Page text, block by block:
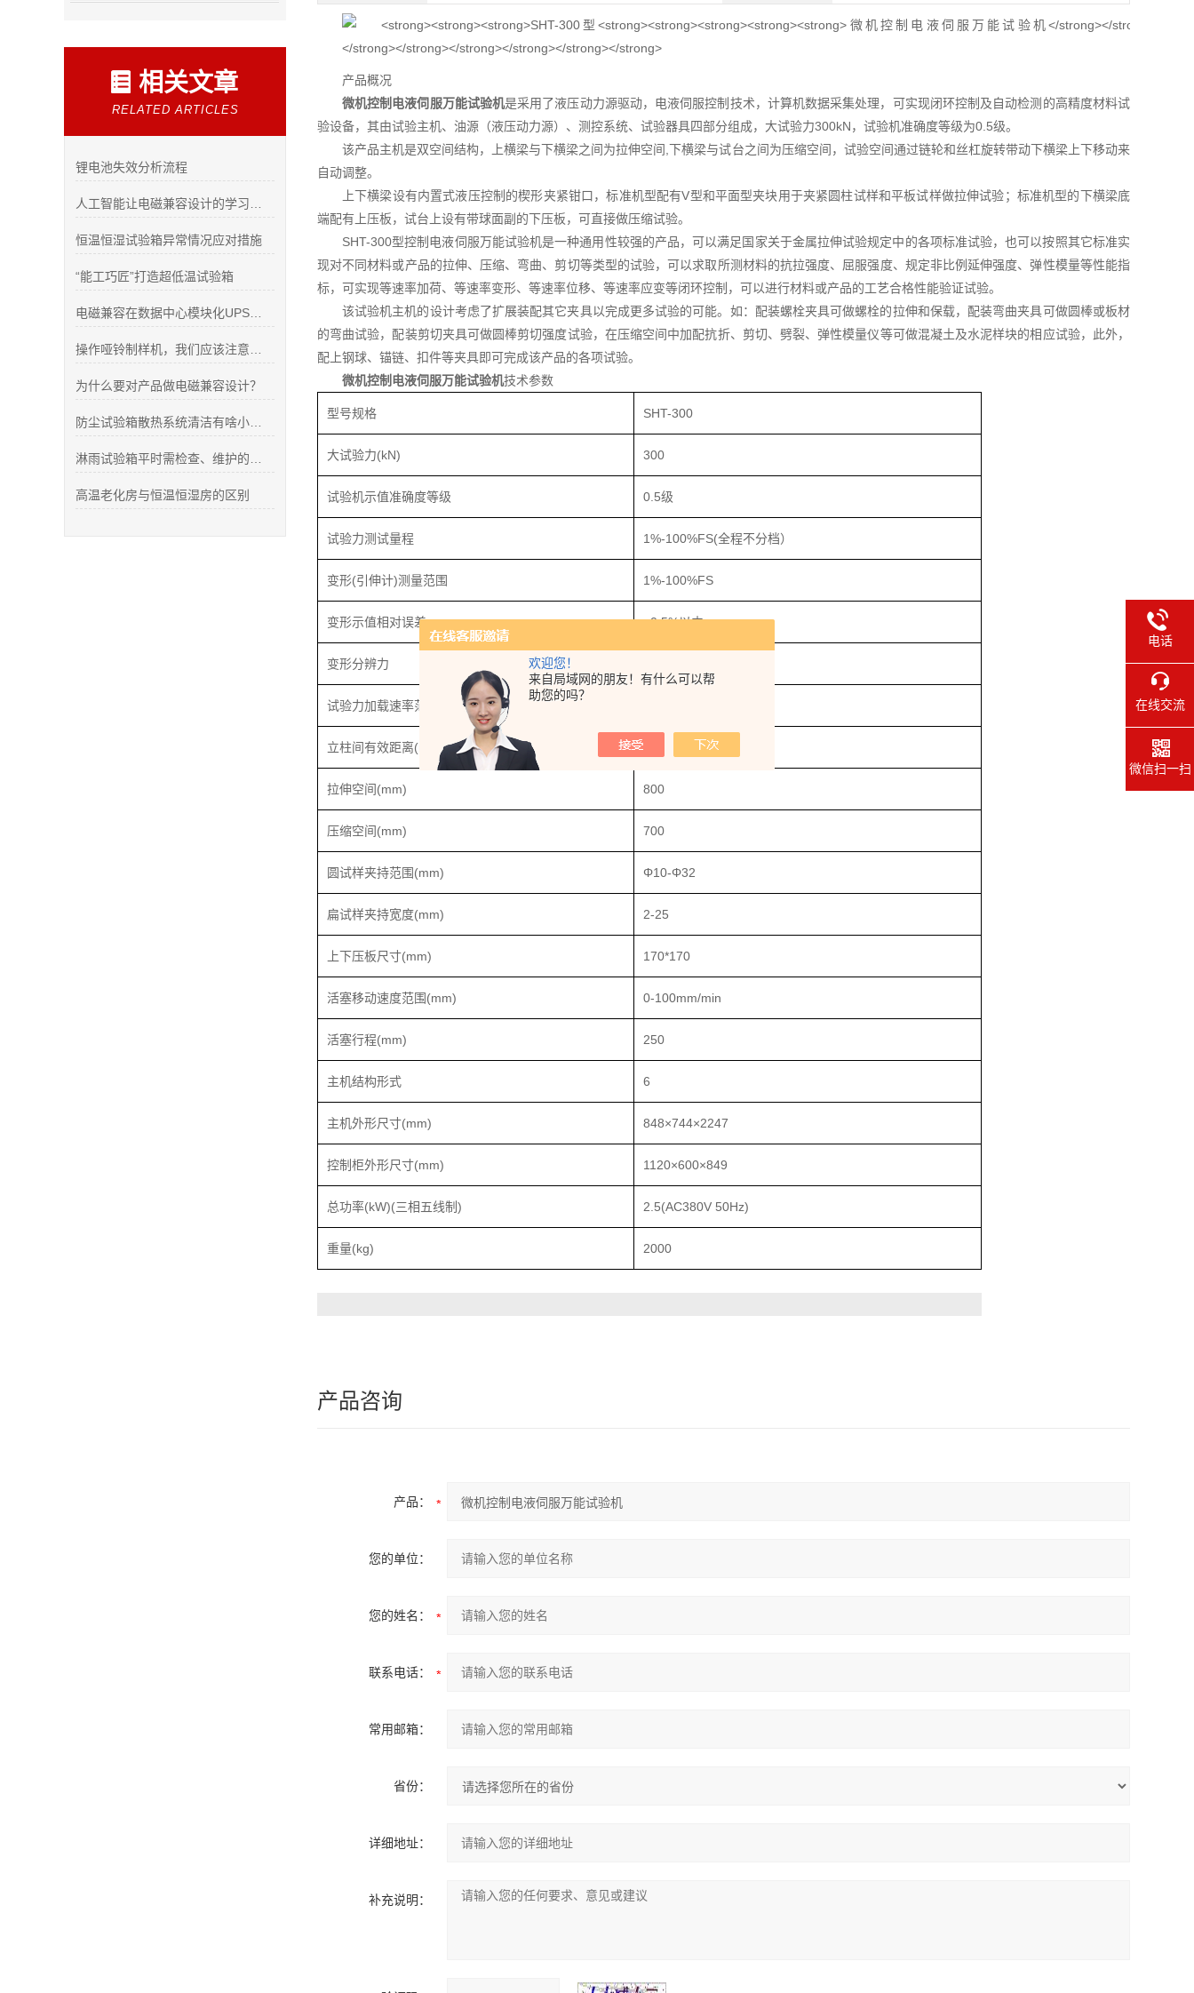
欢迎您！
来自局域网的朋友！有什么可以帮
助您的吗？
相关文章
RELATED ARTICLES
锂电池失效分析流程
恒温恒湿试验箱异常情况应对措施
“能工巧匠”打造超低温试验箱
为什么要对产品做电磁兼容设计？
高温老化房与恒温恒湿房的区别
产品概况
微机控制电液伺服万能试验机是采用了液压动力源驱动，电液伺服控制技术，计算机数据采集处理，可实现闭环控制及自动检测的高精度材料试
验设备，其由试验主机、油源（液压动力源）、测控系统、试验器具四部分组成，大试验力300kN，试验机准确度等级为0.5级。
该产品主机是双空间结构，上横梁与下横梁之间为拉伸空间,下横梁与试台之间为压缩空间，试验空间通过链轮和丝杠旋转带动下横梁上下移动来
自动调整。
上下横梁设有内置式液压控制的楔形夹紧钳口，标准机型配有V型和平面型夹块用于夹紧圆柱试样和平板试样做拉伸试验；标准机型的下横梁底
端配有上压板，试台上设有带球面副的下压板，可直接做压缩试验。
SHT-300型控制电液伺服万能试验机是一种通用性较强的产品，可以满足国家关于金属拉伸试验规定中的各项标准试验，也可以按照其它标准实
现对不同材料或产品的拉伸、压缩、弯曲、剪切等类型的试验，可以求取所测材料的抗拉强度、屈服强度、规定非比例延伸强度、弹性模量等性能指
标，可实现等速率加荷、等速率变形、等速率位移、等速率应变等闭环控制，可以进行材料或产品的工艺合格性能验证试验。
该试验机主机的设计考虑了扩展装配其它夹具以完成更多试验的可能。如：配装螺栓夹具可做螺栓的拉伸和保载，配装弯曲夹具可做圆棒或板材
的弯曲试验，配装剪切夹具可做圆棒剪切强度试验，在压缩空间中加配抗折、剪切、劈裂、弹性模量仪等可做混凝土及水泥样块的相应试验，此外，
配上钢球、锚链、扣件等夹具即可完成该产品的各项试验。
微机控制电液伺服万能试验机技术参数
型号规格 SHT-300
大试验力(kN) 300
试验机示值准确度等级 0.5级
试验力测试量程 1%-100%FS(全程不分档）
变形(引伸计)测量范围 1%-100%FS
变形示值相对误差 ±0.5%以内
变形分辨力
试验力加载速率范围
立柱间有效距离(mm)
拉伸空间(mm) 800
压缩空间(mm) 700
圆试样夹持范围(mm) Φ10-Φ32
扁试样夹持宽度(mm) 2-25
上下压板尺寸(mm) 170*170
活塞移动速度范围(mm) 0-100mm/min
活塞行程(mm) 250
主机结构形式 6
主机外形尺寸(mm) 848×744×2247
控制柜外形尺寸(mm) 1120×600×849
总功率(kW)(三相五线制) 2.5(AC380V 50Hz)
重量(kg) 2000
产品咨询
产品：
您的单位：
您的姓名：
联系电话：
常用邮箱：
省份：
详细地址：
补充说明：
电话
在线交流
微信扫一扫